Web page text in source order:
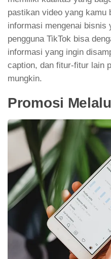
pastikan video yang kamu
informasi mengenai bisnis
pengguna TikTok bisa
informasi yang ingin
caption, dan fitur-fitur lain
mungkin.
Promosi